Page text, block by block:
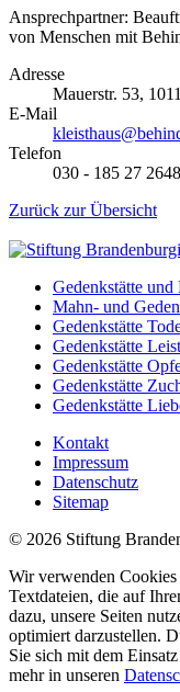
Ansprechpartner:
von Menschen mit
Adresse
Mauerstr. 53,
E-Mail
Telefon
030 - 185 27 2648
Zurück zur Übersicht
Gedenkstätte und
Mahn- und
Gedenkstätte
Gedenkstätte
Gedenkstätte
Gedenkstätte
Gedenkstätte
Kontakt
Impressum
Datenschutz
Sitemap
© 2026 Stiftung
Wir verwenden
Textdateien, die auf
dazu, unsere Seiten
optimiert darzustellen.
Sie sich mit dem
mehr in unseren